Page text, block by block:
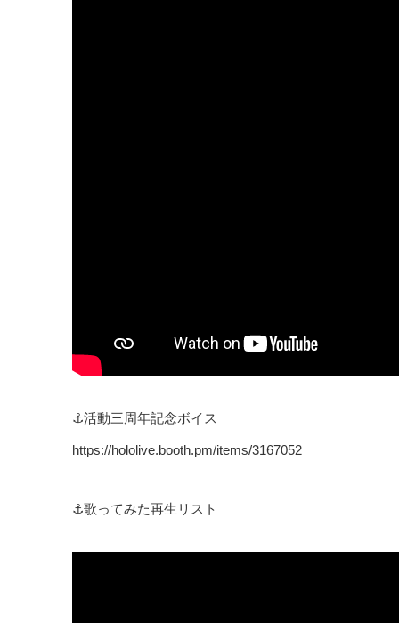
⚓活動三周年記念ボイス
https://hololive.booth.pm/items/3167052
⚓歌ってみた再生リスト